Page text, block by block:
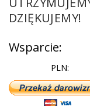
DZIĘKUJEMY!
Wsparcie:
PLN: